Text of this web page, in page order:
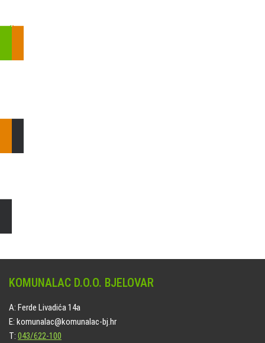
KOMUNALAC D.O.O. BJELOVAR
A: Ferde Livadića 14a
E: komunalac@komunalac-bj.hr
T: 043/622-100